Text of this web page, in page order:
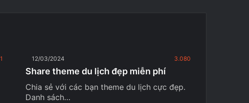
12/03/2024 3.080
Share theme du lịch đẹp miễn phí
Chia sẻ với các bạn theme du lịch cực đẹp.
Danh sách…